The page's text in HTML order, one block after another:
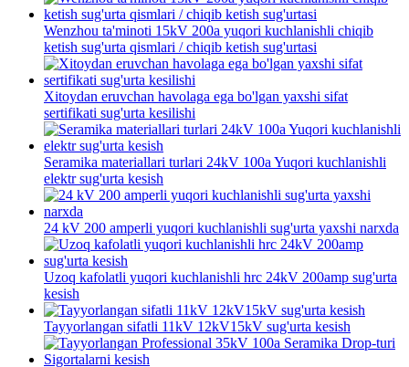
Wenzhou ta'minoti 15kV 200a yuqori kuchlanishli chiqib
ketish sug'urta qismlari / chiqib ketish sug'urtasi
Xitoydan eruvchan havolaga ega bo'lgan yaxshi sifat
sertifikati sug'urta kesilishi
Seramika materiallari turlari 24kV 100a Yuqori kuchlanishli
elektr sug'urta kesish
24 kV 200 amperli yuqori kuchlanishli sug'urta yaxshi narxda
Uzoq kafolatli yuqori kuchlanishli hrc 24kV 200amp sug'urta
kesish
Tayyorlangan sifatli 11kV 12kV15kV sug'urta kesish